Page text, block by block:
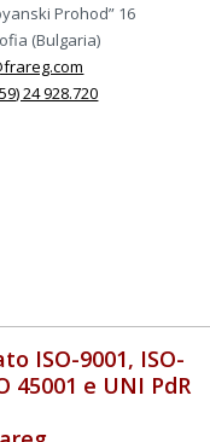
Prohod” 16
(Bulgaria)
24 928.720
ISO-9001, ISO-
45001 e UNI PdR